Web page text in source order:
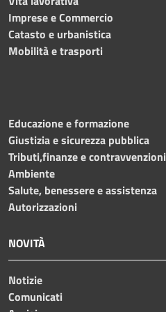
Imprese e Commercio
Catasto e urbanistica
Mobilità e trasporti
Educazione e formazione
Giustizia e sicurezza pubblica
Tributi,finanze e contravvenzioni
Ambiente
Salute, benessere e assistenza
Autorizzazioni
NOVITÀ
Notizie
Comunicati